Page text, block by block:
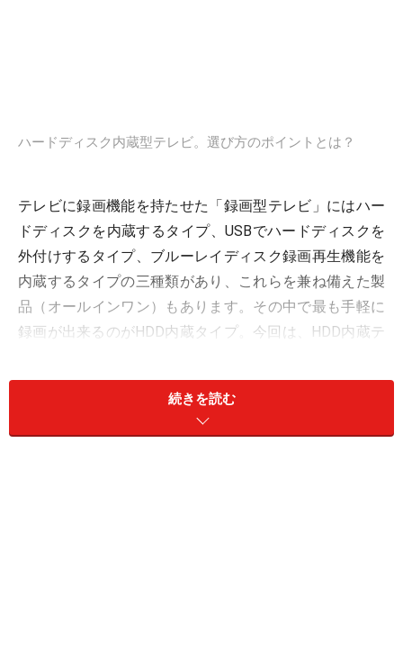
ハードディスク内蔵型テレビ。選び方のポイントとは？
テレビに録画機能を持たせた「録画型テレビ」にはハー
ドディスクを内蔵するタイプ、USBでハードディスクを
外付けするタイプ、ブルーレイディスク録画再生機能を
内蔵するタイプの三種類があり、これらを兼ね備えた製
品（オールインワン）もあります。その中で最も手軽に
録画が出来るのがHDD内蔵タイプ。今回は、HDD内蔵テ
HDD内蔵はテレビのあるべき形
続きを読む